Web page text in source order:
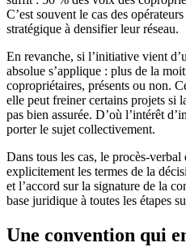
C’est souvent le cas des
stratégique à densifier leur réseau.
En revanche, si l’initiative vient
absolue s’applique : plus de la
copropriétaires, présents ou non.
elle peut freiner certains projets si
pas bien assurée. D’où l’intérêt
porter le sujet collectivement.
Dans tous les cas, le procès-
explicitement les termes de la
et l’accord sur la signature de la
base juridique à toutes les étapes
Une convention qui